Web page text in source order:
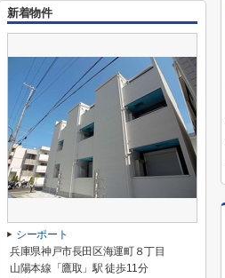
新着物件
シーポート
兵庫県神戸市長田区海運町８丁目
山陽本線「鷹取」駅 徒歩11分